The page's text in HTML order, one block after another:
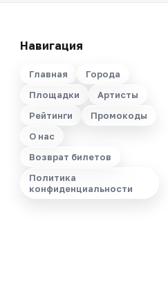
Навигация
Главная
Города
Площадки
Артисты
Рейтинги
Промокоды
О нас
Возврат билетов
Политика
конфиденциальности